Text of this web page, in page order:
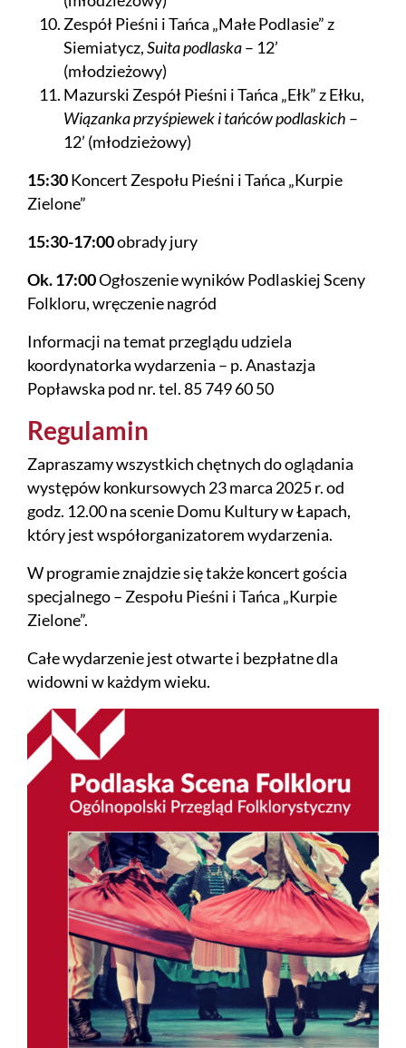
Zespół Pieśni i Tańca „Małe Podlasie” z
Siemiatycz,Suita podlaska– 12’
(młodzieżowy)
Mazurski Zespół Pieśni i Tańca „Ełk” z Ełku,
Wiązanka przyśpiewek i tańców podlaskich –
12’ (młodzieżowy)
15:30Koncert Zespołu Pieśni i Tańca „Kurpie
Zielone”
15:30-17:00obrady jury
Ok. 17:00Ogłoszenie wyników Podlaskiej Sceny
Folkloru, wręczenie nagród
Informacji na temat przeglądu udziela
koordynatorka wydarzenia – p. Anastazja
Popławska pod nr. tel. 85 749 60 50
Regulamin
Zapraszamy wszystkich chętnych do oglądania
występów konkursowych 23 marca 2025 r. od
godz. 12.00 na scenie Domu Kultury w Łapach,
który jest współorganizatorem wydarzenia.
W programie znajdzie się także koncert gościa
specjalnego – Zespołu Pieśni i Tańca „Kurpie
Zielone”.
Całe wydarzenie jest otwarte i bezpłatne dla
widowni w każdym wieku.